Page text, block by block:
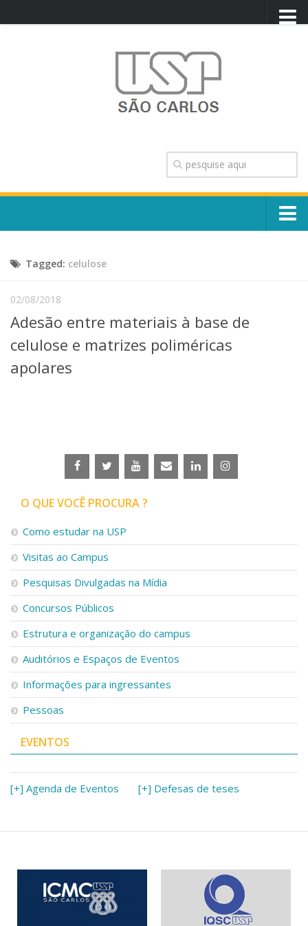
TRANSPARÊNCIA
OUVIDORIA
CONTATO
Escola, Institutos e Órgãos
Núcleos e Comissões
Telefones e Mapas
Pessoas
Graduação
Linhas de Pesquisa
Centros, Núcleos e Projetos em Rede
Iniciação Científica
Empresas Juniores
Extensão à Comunidade
Projetos, Programas e Cursos
Artes, Cultura e Esportes
Museus e Espaços Interativos
Serviços
Bibliotecas
Apoio ao Estudante
Segurança, Trânsito e Prevenção
RH, Administrativo e Financeiro
Outros serviços
Comunicação
Assessorias e Mídias
Aplicativos e Sites
Jornal da USP
Agenda de Eventos
Tagged: celulose
02/08/2018
Adesão entre materiais à base de
celulose e matrizes poliméricas
apolares
O QUE VOCÊ PROCURA ?
Como estudar na USP
Visitas ao Campus
Pesquisas Divulgadas na Mídia
Concursos Públicos
Estrutura e organização do campus
Auditórios e Espaços de Eventos
Informações para ingressantes
Pessoas
EVENTOS
[+] Agenda de Eventos [+] Defesas de teses